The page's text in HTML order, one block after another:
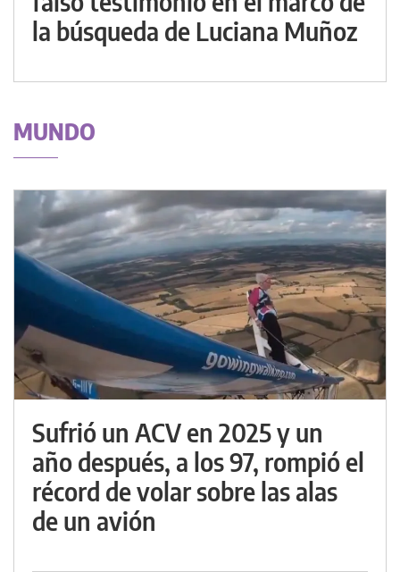
la búsqueda de Luciana Muñoz
MUNDO
Sufrió un ACV en 2025 y un
año después, a los 97, rompió el
récord de volar sobre las alas
de un avión